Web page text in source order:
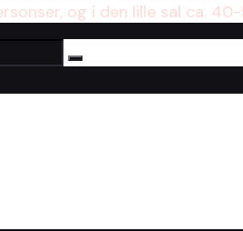
og i den lille sal ca.